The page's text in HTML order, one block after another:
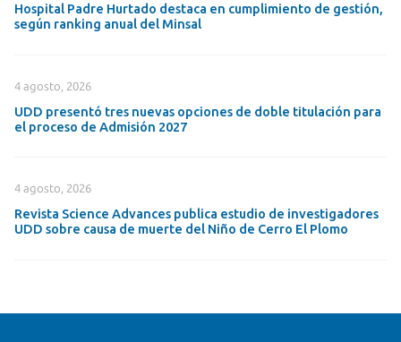
Hospital Padre Hurtado destaca en cumplimiento de gestión,
según ranking anual del Minsal
4 agosto, 2026
UDD presentó tres nuevas opciones de doble titulación para
el proceso de Admisión 2027
4 agosto, 2026
Revista Science Advances publica estudio de investigadores
UDD sobre causa de muerte del Niño de Cerro El Plomo